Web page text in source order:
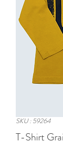
SKU : 59264
T-Shirt